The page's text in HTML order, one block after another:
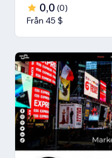
0,0 (0)
Från 45 $